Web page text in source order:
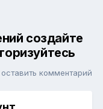
создайте
комментарий